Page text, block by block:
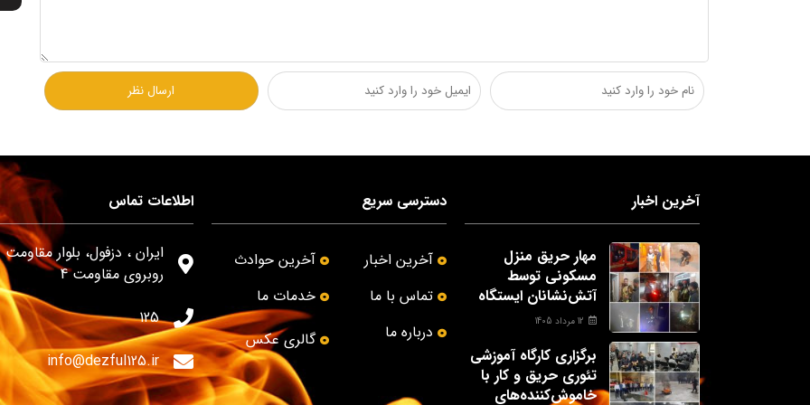
آخرین اخبار
مهار حریق منزل
مسکونی توسط
آتش‌نشانان ایستگاه
شماره یک دزفول
12 مرداد 1405
برگزاری کارگاه آموزشی
تئوری حریق و کار با
خاموش‌کننده‌های
دسترسی سریع
آخرین اخبار
آخرین حوادث
تماس با ما
خدمات ما
درباره ما
گالری عکس
اطلاعات تماس
ایران ، دزفول، بلوار
روبروی مقاومت 4
125
info@dezful125.ir